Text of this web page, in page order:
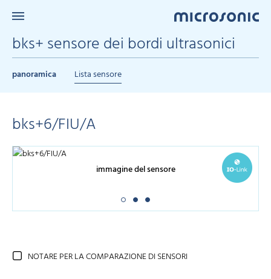
bks+ sensore dei bordi ultrasonici
panoramica Lista sensore
bks+6/FIU/A
immagine del sensore
NOTARE PER LA COMPARAZIONE DI SENSORI